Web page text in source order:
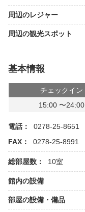
周辺のレジャー
周辺の観光スポット
基本情報
チェックイン
15:00 〜24:00
電話：
0278-25-8651
FAX：
0278-25-8991
総部屋数： 10室
館内の設備
部屋の設備・備品